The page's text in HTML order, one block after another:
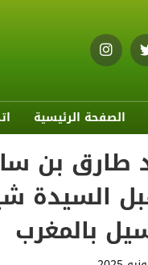
الصفحة الرئيسية
طارق بن
السيدة
بالمغرب